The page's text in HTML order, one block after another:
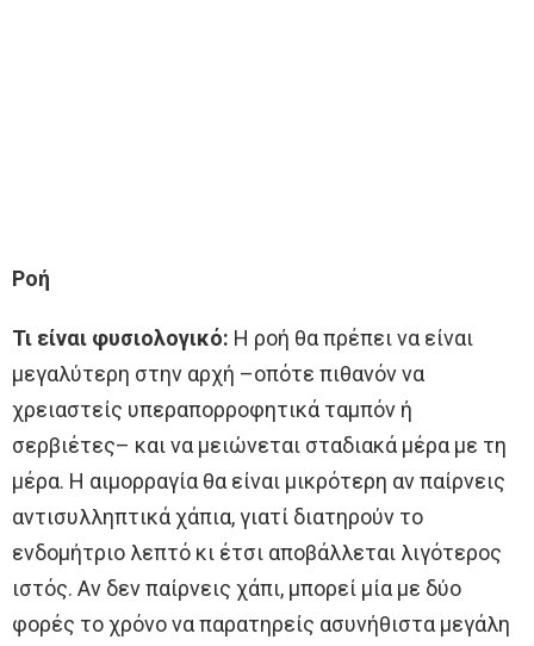
Ροή
Τι είναι φυσιολογικό: Η ροή θα πρέπει να είναι
μεγαλύτερη στην αρχή –οπότε πιθανόν να
χρειαστείς υπεραπορροφητικά ταμπόν ή
σερβιέτες– και να μειώνεται σταδιακά μέρα με τη
μέρα. Η αιμορραγία θα είναι μικρότερη αν παίρνεις
αντισυλληπτικά χάπια, γιατί διατηρούν το
ενδομήτριο λεπτό κι έτσι αποβάλλεται λιγότερος
ιστός. Αν δεν παίρνεις χάπι, μπορεί μία με δύο
φορές το χρόνο να παρατηρείς ασυνήθιστα μεγάλη